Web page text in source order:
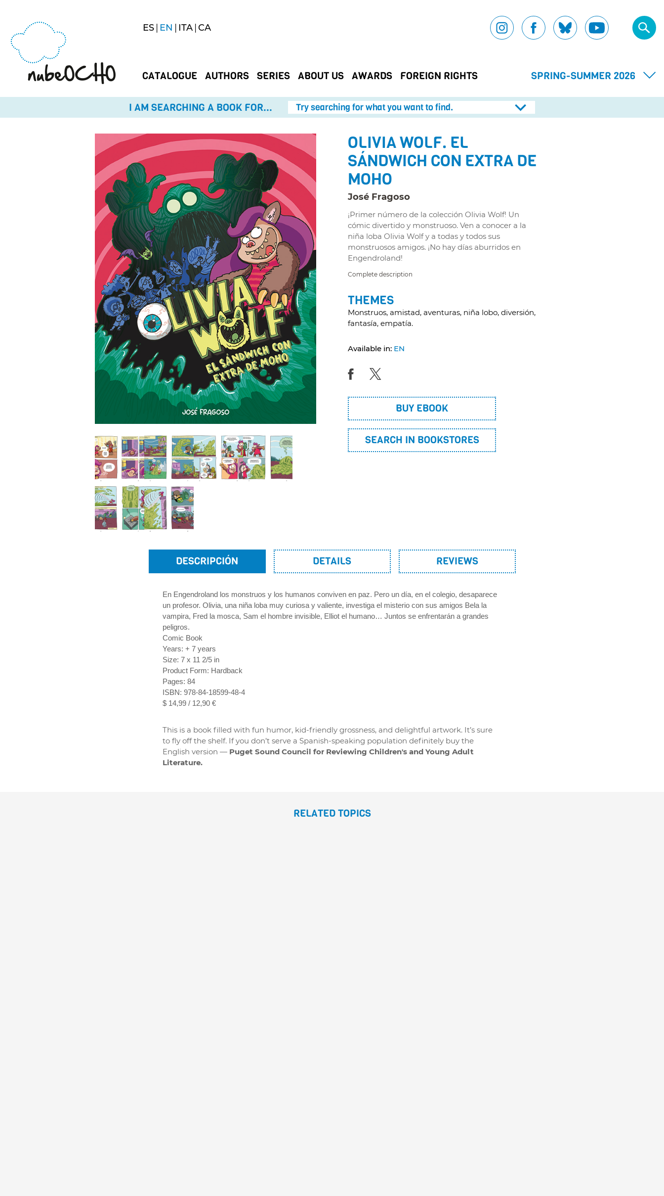
ES EN ITA CA
CATALOGUE AUTHORS SERIES ABOUT US AWARDS FOREIGN RIGHTS SPRING-SUMMER 2026
I AM SEARCHING A BOOK FOR... Try searching for what you want to find.
OLIVIA WOLF. EL
SÁNDWICH CON EXTRA DE
MOHO
José Fragoso
¡Primer número de la colección Olivia Wolf! Un
cómic divertido y monstruoso. Ven a conocer a la
niña loba Olivia Wolf y a todas y todos sus
monstruosos amigos. ¡No hay días aburridos en
Engendroland!
Complete description
THEMES
Monstruos, amistad, aventuras, niña lobo, diversión,
fantasía, empatía.
Available in: EN
BUY EBOOK
SEARCH IN BOOKSTORES
DESCRIPCIÓN DETAILS REVIEWS
En Engendroland los monstruos y los humanos conviven en paz. Pero un día, en el colegio, desaparece
un profesor. Olivia, una niña loba muy curiosa y valiente, investiga el misterio con sus amigos Bela la
vampira, Fred la mosca, Sam el hombre invisible, Elliot el humano… Juntos se enfrentarán a grandes
peligros.
Comic Book
Years: + 7 years
Size: 7 x 11 2/5 in
Product Form: Hardback
Pages: 84
ISBN: 978-84-18599-48-4
$ 14,99 / 12,90 €
This is a book filled with fun humor, kid-friendly grossness, and delightful artwork. It’s sure
to fly off the shelf. If you don’t serve a Spanish-speaking population definitely buy the
English version
Puget Sound Council for Reviewing Children's and Young Adult
Literature.
RELATED TOPICS